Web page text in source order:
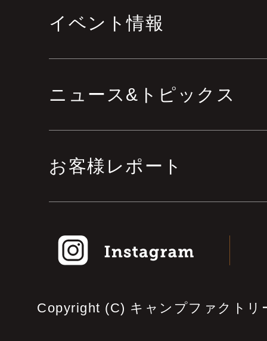
イベント情報
ニュース&トピックス
お客様レポート
Copyright (C) キャンプファクト